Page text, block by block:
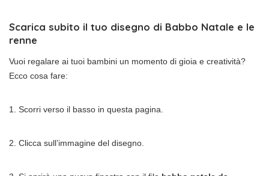
Scarica subito il tuo disegno di Babbo Natale e le
renne
Vuoi regalare ai tuoi bambini un momento di gioia e creatività?
Ecco cosa fare:
Scorri verso il basso in questa pagina.
Clicca sull’immagine del disegno.